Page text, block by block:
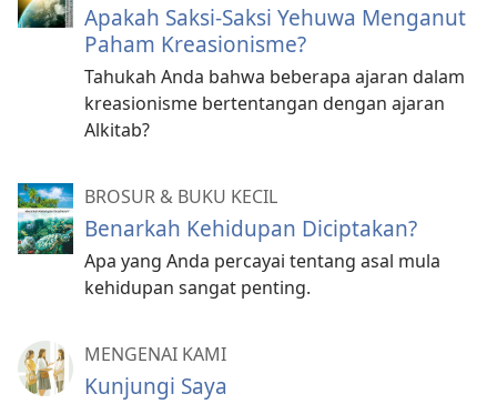
Apakah Saksi-Saksi Yehuwa Menganut
Paham Kreasionisme?
Tahukah Anda bahwa beberapa ajaran dalam
kreasionisme bertentangan dengan ajaran
Alkitab?
BROSUR & BUKU KECIL
Benarkah Kehidupan Diciptakan?
Apa yang Anda percayai tentang asal mula
kehidupan sangat penting.
MENGENAI KAMI
Kunjungi Saya